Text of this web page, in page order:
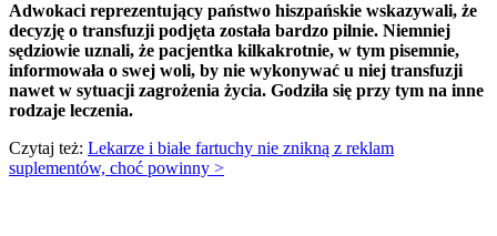
Adwokaci reprezentujący państwo hiszpańskie wskazywali, że
decyzję o transfuzji podjęta została bardzo pilnie. Niemniej
sędziowie uznali, że pacjentka kilkakrotnie, w tym pisemnie,
informowała o swej woli, by nie wykonywać u niej transfuzji
nawet w sytuacji zagrożenia życia. Godziła się przy tym na inne
rodzaje leczenia.
Czytaj też: Lekarze i białe fartuchy nie znikną z reklam
suplementów, choć powinny >